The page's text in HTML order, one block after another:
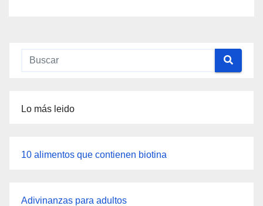
Lo más leido
10 alimentos que contienen biotina
Adivinanzas para adultos